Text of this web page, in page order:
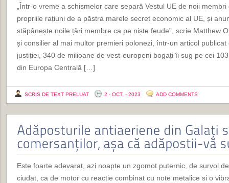
„Într-o vreme a schismelor care separă Vestul UE de noii
propriile rațiuni de a păstra marele secret economic al UE, și
stăpânește noile țări membre ca pe niște feude”, scrie Matthew
și consilier al mai multor premieri polonezi, într-un articol publicat
justiției, 340 de milioane de vest-europeni bogați îi sug pe cei
din Europa Centrală […]
SCRIS DE TEXT PRELUAT 2 - OCT. - 2023 ADD COMMENTS
Este foarte adevarat, azi noapte un zgomot puternic, de survol
ciudat, ca de motor cu reactie combinat cu note metalice si o